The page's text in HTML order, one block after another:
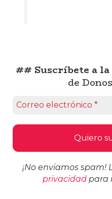
## Suscríbete a la
de
¡No enviamos spam!
privacidad para